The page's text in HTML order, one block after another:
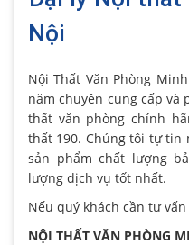
Nội
Nội Thất Văn Phòng
năm chuyên cung cấp và
thất văn phòng chính
thất 190. Chúng tôi tự tin
sản phẩm chất lượng
lượng dịch vụ tốt nhất.
Nếu quý khách cần tư
NỘI THẤT VĂN PHÒNG